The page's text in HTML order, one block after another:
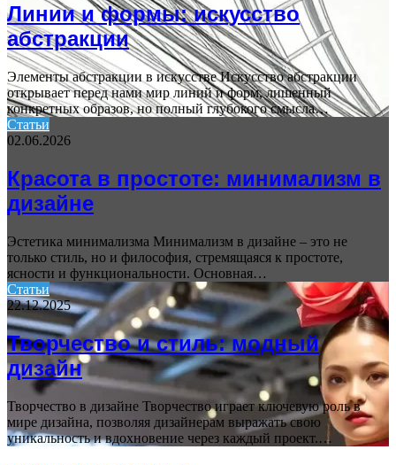
Линии и формы: искусство
абстракции
Элементы абстракции в искусстве Искусство абстракции
открывает перед нами мир линий и форм, лишенный
конкретных образов, но полный глубокого смысла…
Статьи
02.06.2026
Красота в простоте: минимализм в
дизайне
Эстетика минимализма Минимализм в дизайне – это не
только стиль, но и философия, стремящаяся к простоте,
ясности и функциональности. Основная…
Статьи
22.12.2025
Творчество и стиль: модный
дизайн
Творчество в дизайне Творчество играет ключевую роль в
мире дизайна, позволяя дизайнерам выражать свою
уникальность и вдохновение через каждый проект.…